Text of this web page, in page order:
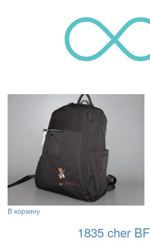
В корзину
1835 cher BF